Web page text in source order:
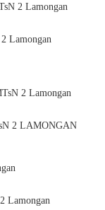
2 Lamongan
Lamongan
2 Lamongan
2 LAMONGAN
Lamongan